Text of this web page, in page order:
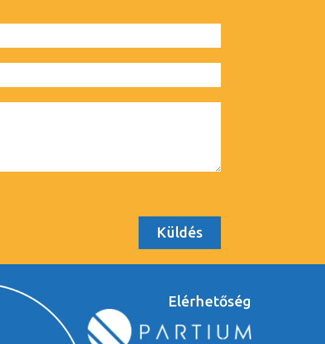
Küldés
Elérhetőség